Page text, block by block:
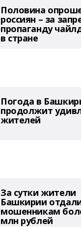
Половина
россиян – за
пропаганду
в стране
Погода в
продолжит
жителей
За сутки жители
Башкирии
мошенникам
млн рублей